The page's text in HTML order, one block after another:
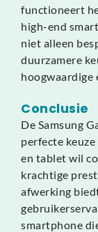
functioneert
high-end
niet alleen
duurzamere
hoogwaardige
Conclusie
De Samsung
perfecte
en tablet wil
krachtige
afwerking
smartphone